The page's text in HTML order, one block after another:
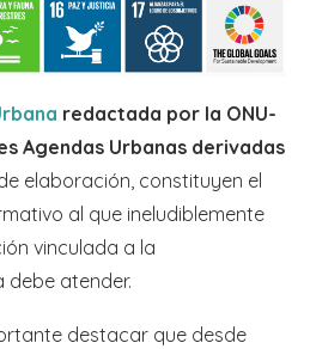
redactada por la ONU-
Agendas Urbanas derivadas
elaboración, constituyen el
al que ineludiblemente
vinculada a la
atender.
destacar que desde